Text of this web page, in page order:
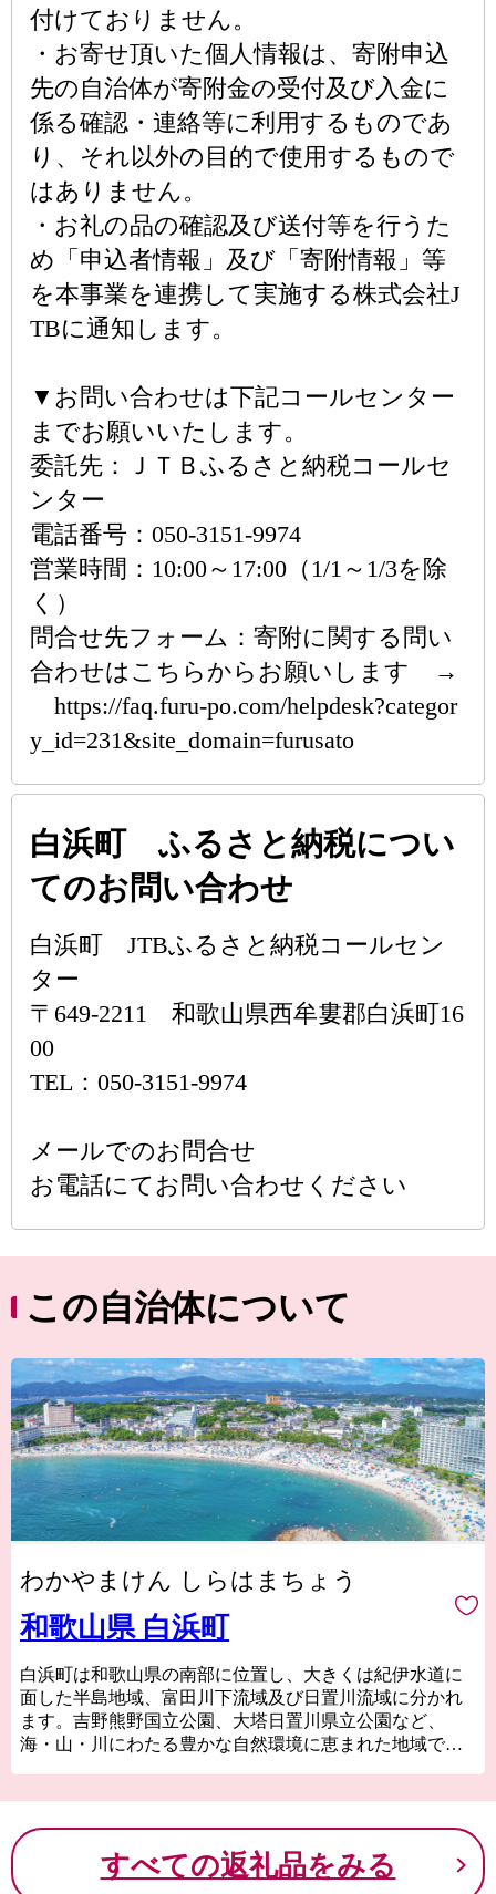
付けておりません。
・お寄せ頂いた個人情報は、寄附申込
先の自治体が寄附金の受付及び入金に
係る確認・連絡等に利用するものであ
り、それ以外の目的で使用するもので
はありません。
・お礼の品の確認及び送付等を行うた
め「申込者情報」及び「寄附情報」等
を本事業を連携して実施する株式会社J
TBに通知します。
▼お問い合わせは下記コールセンター
までお願いいたします。
委託先：ＪＴＢふるさと納税コールセ
ンター
電話番号：050-3151-9974
営業時間：10:00～17:00（1/1～1/3を除
く）
問合せ先フォーム：寄附に関する問い
合わせはこちらからお願いします →
https://faq.furu-po.com/helpdesk?categor
y_id=231&site_domain=furusato
白浜町 ふるさと納税につい
てのお問い合わせ
白浜町 JTBふるさと納税コールセン
ター
〒649-2211 和歌山県西牟婁郡白浜町16
00
TEL：050-3151-9974
メールでのお問合せ
お電話にてお問い合わせください
この自治体について
わかやまけん しらはまちょう
和歌山県 白浜町
白浜町は和歌山県の南部に位置し、大きくは紀伊水道に
面した半島地域、富田川下流域及び日置川流域に分かれ
ます。吉野熊野国立公園、大塔日置川県立公園など、
海・山・川にわたる豊かな自然環境に恵まれた地域でも
です。
関西屈指のリゾート地である白浜町は、近年ワーケーシ
ョンの聖地と呼ばれ、日本三古湯の白浜温泉や、関西屈
すべての返礼品をみる